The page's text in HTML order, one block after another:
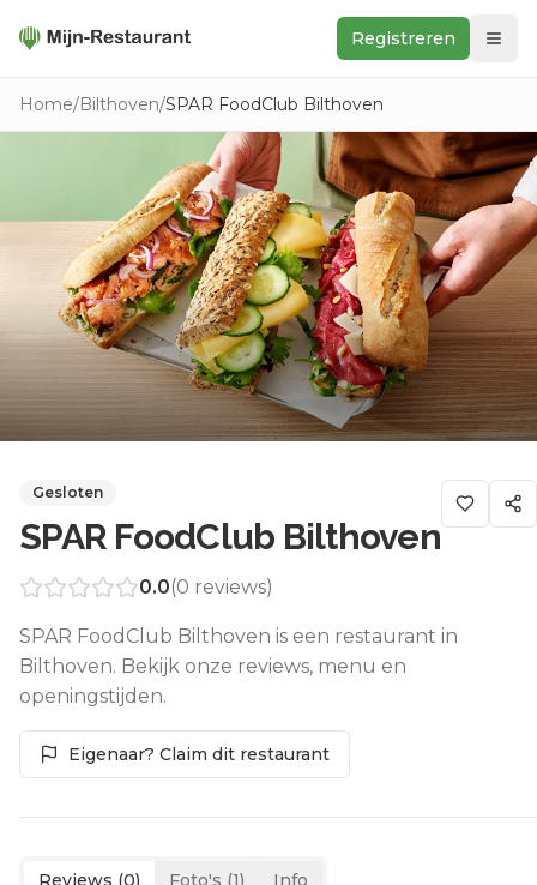
Registreren
Zoeken
Keukens
Foodwall
Reviews
Home/Bilthoven/SPAR FoodClub Bilthoven
Gesloten
SPAR FoodClub Bilthoven
0.0(0 reviews)
SPAR FoodClub Bilthoven is een restaurant in
Bilthoven. Bekijk onze reviews, menu en
openingstijden.
Eigenaar? Claim dit restaurant
Reviews (0) Foto's (1) Info